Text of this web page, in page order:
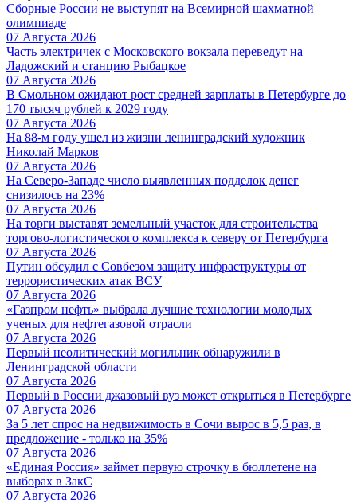
Сборные России не выступят на Всемирной шахматной
олимпиаде
07 Августа 2026
Часть электричек с Московского вокзала переведут на
Ладожский и станцию Рыбацкое
07 Августа 2026
В Смольном ожидают рост средней зарплаты в Петербурге до
170 тысяч рублей к 2029 году
07 Августа 2026
На 88-м году ушел из жизни ленинградский художник
Николай Марков
07 Августа 2026
На Северо-Западе число выявленных подделок денег
снизилось на 23%
07 Августа 2026
На торги выставят земельный участок для строительства
торгово-логистического комплекса к северу от Петербурга
07 Августа 2026
Путин обсудил с Совбезом защиту инфраструктуры от
террористических атак ВСУ
07 Августа 2026
«Газпром нефть» выбрала лучшие технологии молодых
ученых для нефтегазовой отрасли
07 Августа 2026
Первый неолитический могильник обнаружили в
Ленинградской области
07 Августа 2026
Первый в России джазовый вуз может открыться в Петербурге
07 Августа 2026
За 5 лет спрос на недвижимость в Сочи вырос в 5,5 раз, в
предложение - только на 35%
07 Августа 2026
«Единая Россия» займет первую строчку в бюллетене на
выборах в ЗакС
07 Августа 2026